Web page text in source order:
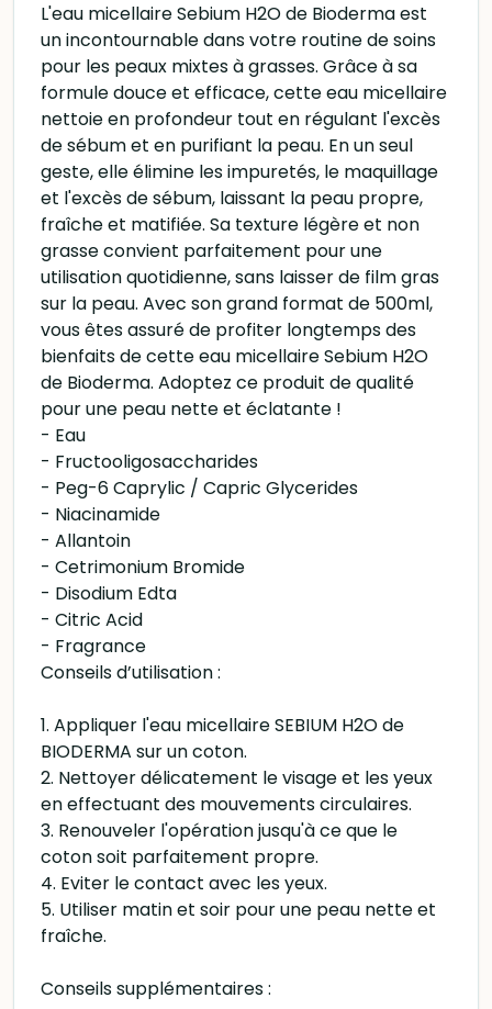
L'eau micellaire Sebium H2O de Bioderma est
un incontournable dans votre routine de soins
pour les peaux mixtes à grasses. Grâce à sa
formule douce et efficace, cette eau micellaire
nettoie en profondeur tout en régulant l'excès
de sébum et en purifiant la peau. En un seul
geste, elle élimine les impuretés, le maquillage
et l'excès de sébum, laissant la peau propre,
fraîche et matifiée. Sa texture légère et non
grasse convient parfaitement pour une
utilisation quotidienne, sans laisser de film gras
sur la peau. Avec son grand format de 500ml,
vous êtes assuré de profiter longtemps des
bienfaits de cette eau micellaire Sebium H2O
de Bioderma. Adoptez ce produit de qualité
pour une peau nette et éclatante !
- Eau
- Fructooligosaccharides
- Peg-6 Caprylic / Capric Glycerides
- Niacinamide
- Allantoin
- Cetrimonium Bromide
- Disodium Edta
- Citric Acid
- Fragrance
Conseils d’utilisation :
1. Appliquer l'eau micellaire SEBIUM H2O de
BIODERMA sur un coton.
2. Nettoyer délicatement le visage et les yeux
en effectuant des mouvements circulaires.
3. Renouveler l'opération jusqu'à ce que le
coton soit parfaitement propre.
4. Eviter le contact avec les yeux.
5. Utiliser matin et soir pour une peau nette et
fraîche.
Conseils supplémentaires :